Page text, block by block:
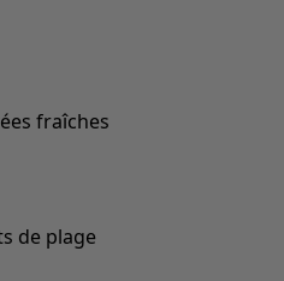
fraîches
de plage